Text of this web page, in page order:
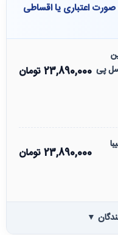
اعتباری یا اقساطی
پی 23,890,000تومان
23,890,000تومان
▼